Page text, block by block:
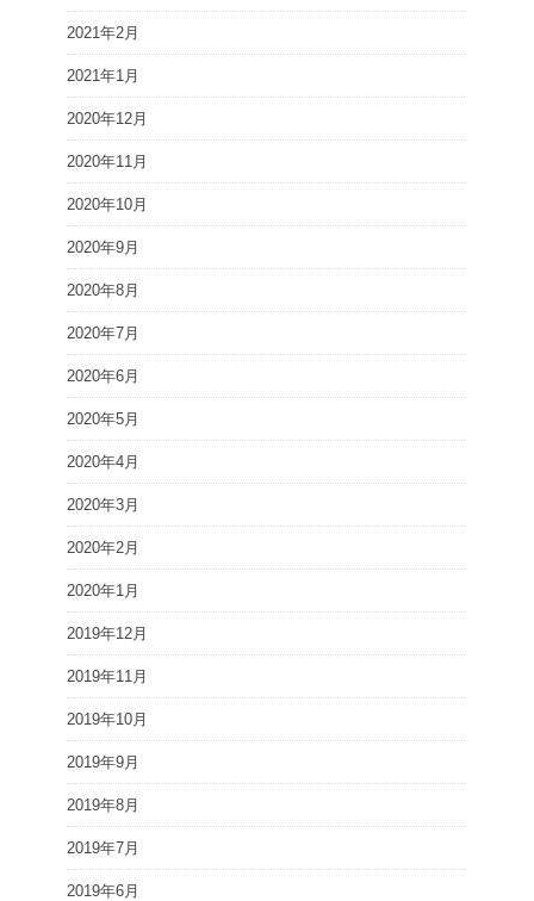
2021年2月
2021年1月
2020年12月
2020年11月
2020年10月
2020年9月
2020年8月
2020年7月
2020年6月
2020年5月
2020年4月
2020年3月
2020年2月
2020年1月
2019年12月
2019年11月
2019年10月
2019年9月
2019年8月
2019年7月
2019年6月